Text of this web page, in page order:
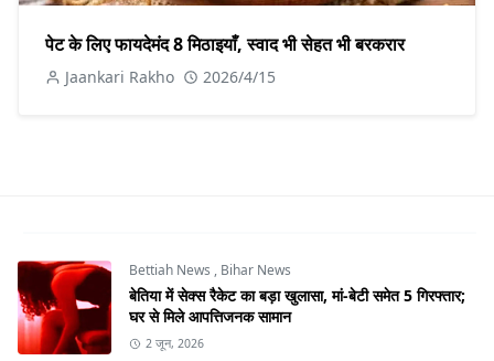
पेट के लिए फायदेमंद 8 मिठाइयाँ, स्वाद भी सेहत भी बरकरार
Jaankari Rakho 2026/4/15
Bettiah News , Bihar News
बेतिया में सेक्स रैकेट का बड़ा खुलासा, मां-बेटी समेत 5 गिरफ्तार;
घर से मिले आपत्तिजनक सामान
2 जून, 2026